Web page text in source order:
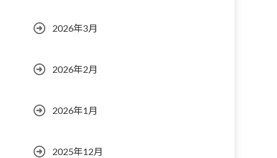
2026年3月
2026年2月
2026年1月
2025年12月